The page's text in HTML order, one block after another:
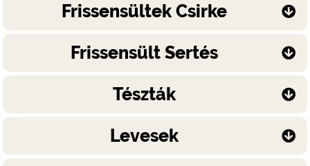
Frissensültek Csirke
Frissensült Sertés
Tészták
Levesek